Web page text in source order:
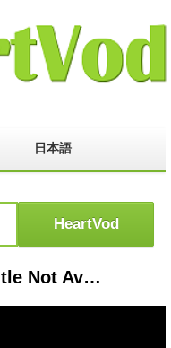
日本語
HeartVod : Video Title Not Available